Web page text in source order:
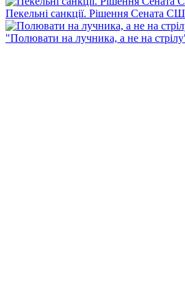
Пекельні санкції. Рішення Сената
"Полювати на лучника, а не на